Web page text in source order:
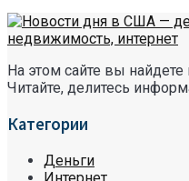
На этом сайте вы
Читайте, делитесь
Категории
Деньги